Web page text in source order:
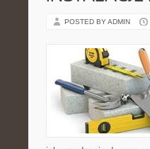
POSTED BY ADMIN